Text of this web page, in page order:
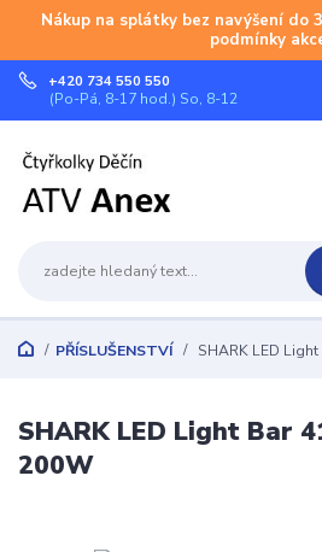
Nákup na splátky bez navýšení do
podmínky
+420 734 550 550
(Po-Pá, 8-17 hod.) So, 8-12
PŘÍSLUŠENSTVÍ SHARK LED
SHARK LED Light Bar
200W